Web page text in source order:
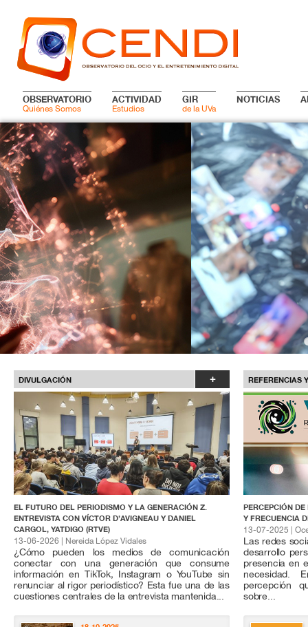
OBSERVATORIO
Quiénes Somos
ACTIVIDAD
Estudios
GIR
de la UVa
NOTICIAS
DIVULGACIÓN +
EL FUTURO DEL PERIODISMO Y LA GENERACIÓN Z.
ENTREVISTA CON VÍCTOR D’AVIGNEAU Y DANIEL
CARGOL, YATDIGO (RTVE)
13-06-2026 | Nereida López Vidales
¿Cómo pueden los medios de comunicación
conectar con una generación que consume
información en TikTok, Instagram o YouTube sin
renunciar al rigor periodístico? Esta fue una de las
cuestiones centrales de la entrevista mantenida...
REFERENCIAS
PERCEPCIÓN
Y FRECUENCIA
13-07-2025 |
Las redes
desarrollo
presencia en
necesidad.
percepción
sobre...